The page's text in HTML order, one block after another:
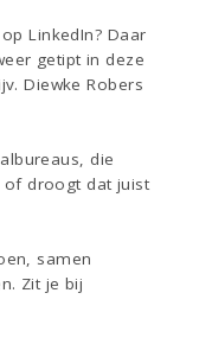
LinkedIn? Daar
getipt in deze
Diewke Robers
die
of droogt dat juist
samen
Zit je bij